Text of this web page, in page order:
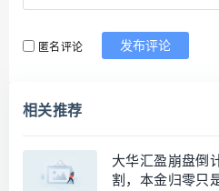
匿名评论 发布评论
相关推荐
大华汇盈崩盘倒
割，本金归零只